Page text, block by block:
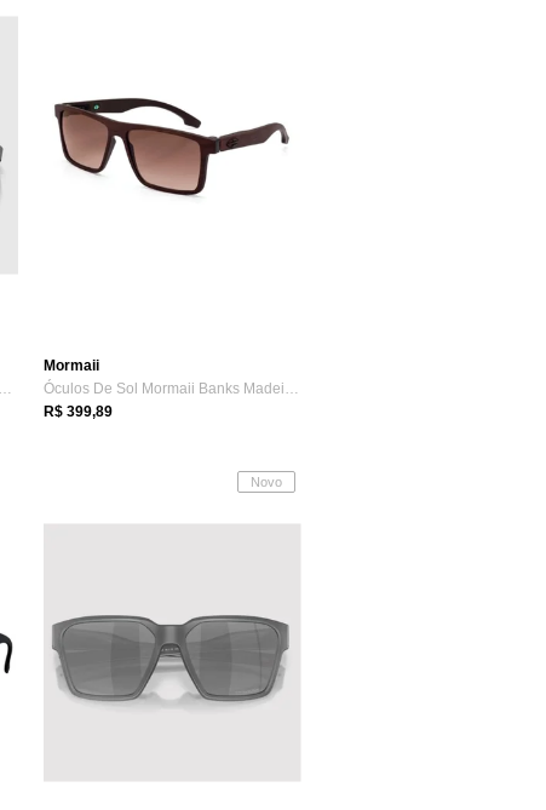
Óculos de Sol Oakley Meta Vanguard Preto
Mormaii
Óculos De Sol Mormaii Banks Madeira Marrom
R$ 399,89
Novo